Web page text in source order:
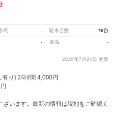
式 - 駐車台数 18台
- 車高 -
2026年7月24日 更新
有り) 24時間 4,000円
います。最新の情報は現地をご確認く